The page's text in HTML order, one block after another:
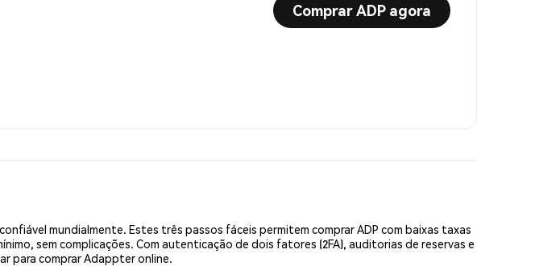
Comprar ADP agora
mundialmente. Estes três passos fáceis permitem comprar ADP com baixas taxas
sem complicações. Com autenticação de dois fatores (2FA), auditorias de reservas e
para comprar Adappter online.